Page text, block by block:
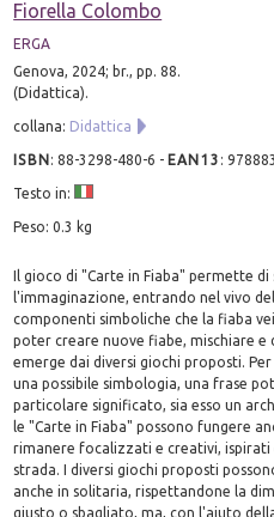
Fiorella Colombo
ERGA
Genova, 2024; br., pp. 88.
(Didattica).
collana: Didattica
ISBN:88-3298-480-6 - EAN13 :
Testo in:
Peso: 0.3 kg
Il gioco di "Carte in Fiaba" permette
l'immaginazione, entrando nel vivo
componenti simboliche che la fiaba
poter creare nuove fiabe, mischiare e
emerge dai diversi giochi proposti.
una possibile simbologia, una frase
particolare significato, sia esso un
le "Carte in Fiaba" possono fungere
rimanere focalizzati e creativi,
strada. I diversi giochi proposti
anche in solitaria, rispettandone la
giusto o sbagliato, ma, con l'aiuto